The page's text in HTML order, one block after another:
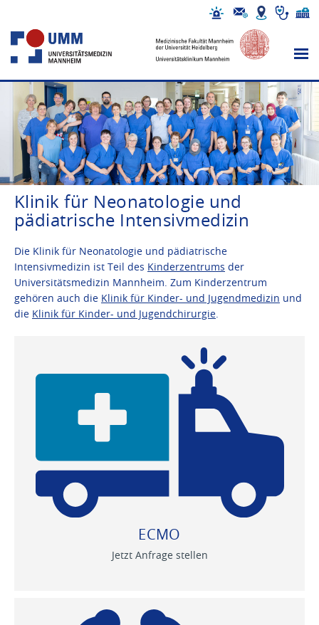
Klinik für Neonatologie und
pädiatrische Intensivmedizin
Die Klinik für Neonatologie und pädiatrische
Intensivmedizin ist Teil des Kinderzentrums der
Universitätsmedizin Mannheim. Zum Kinderzentrum
gehören auch die Klinik für Kinder- und Jugendmedizin und
die Klinik für Kinder- und Jugendchirurgie.
ECMO
Jetzt Anfrage stellen